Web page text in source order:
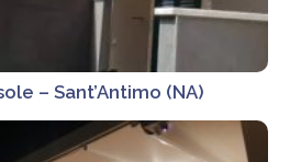
– Sant’Antimo (NA)